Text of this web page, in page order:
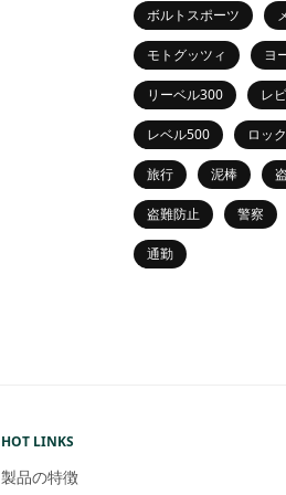
ボルトスポーツ
モトグッツィ ヨ
リーベル300 レ
レベル500 ロック
旅行 泥棒
盗難防止 警察
通勤
HOT LINKS
製品の特徴